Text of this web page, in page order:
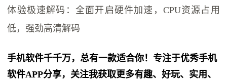
体验极速解码：全面开启硬件加速，CPU资源占用
低，强劲高清解码
手机软件千千万，总有一款适合你！专注于优秀手机
软件APP分享，关注我获取更多有趣、好玩、实用、